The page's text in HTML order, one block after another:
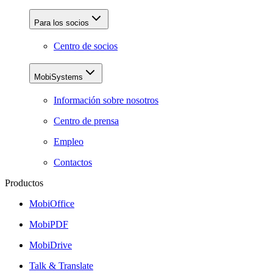
Para los socios
Centro de socios
MobiSystems
Información sobre nosotros
Centro de prensa
Empleo
Contactos
Productos
MobiOffice
MobiPDF
MobiDrive
Talk & Translate